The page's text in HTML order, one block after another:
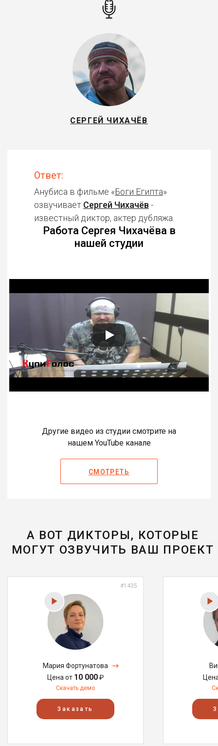
СЕРГЕЙ ЧИХАЧЁВ
Ответ:
Анубиса в фильме «Боги Египта»
озвучивает Сергей Чихачёв -
известный диктор, актер дубляжа.
Работа Сергея Чихачёва в
нашей студии
Другие видео из студии смотрите на
нашем YouTube канале
СМОТРЕТЬ
А ВОТ ДИКТОРЫ, КОТОРЫЕ
МОГУТ ОЗВУЧИТЬ ВАШ ПРОЕКТ
#1435
Мария Фортунатова
Цена от 10 000₽
Скачать демо
Заказать